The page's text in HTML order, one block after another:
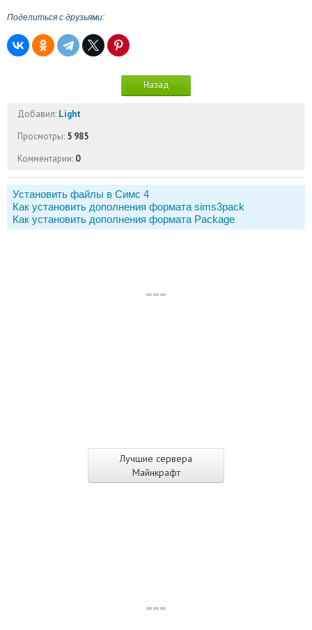
Лучшие сервера
Майнкрафт
Поделиться с друзьями:
Назад
Добавил: Light
Просмотры: 5 985
Комментарии: 0
Установить файлы в Симс 4
Как установить дополнения формата sims3pack
Как установить дополнения формата Package